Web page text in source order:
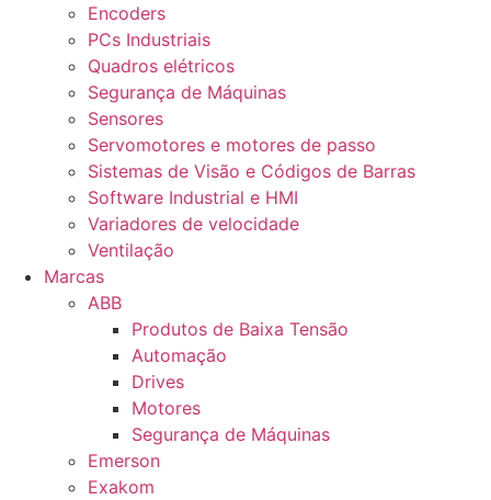
Encoders
PCs Industriais
Quadros elétricos
Segurança de Máquinas
Sensores
Servomotores e motores de passo
Sistemas de Visão e Códigos de Barras
Software Industrial e HMI
Variadores de velocidade
Ventilação
Marcas
ABB
Produtos de Baixa Tensão
Automação
Drives
Motores
Segurança de Máquinas
Emerson
Exakom